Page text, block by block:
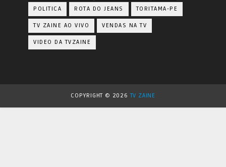
POLITICA ROTA DO JEANS TORITAMA-PE
TV ZAINE AO VIVO VENDAS NA TV
VIDEO DA TVZAINE
COPYRIGHT © 2026TV ZAINE